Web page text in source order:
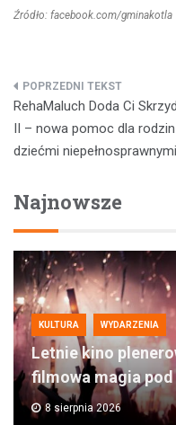
Źródło: facebook.com/gminakotla
Nawigacja
wpisu
RehaMaluch Doda Ci
II – nowa pomoc dla
dziećmi niepełnosprawnymi
Najnowsze
KULTURA WYDARZENIA
Letnie kino
filmowa magia
8 sierpnia 2026